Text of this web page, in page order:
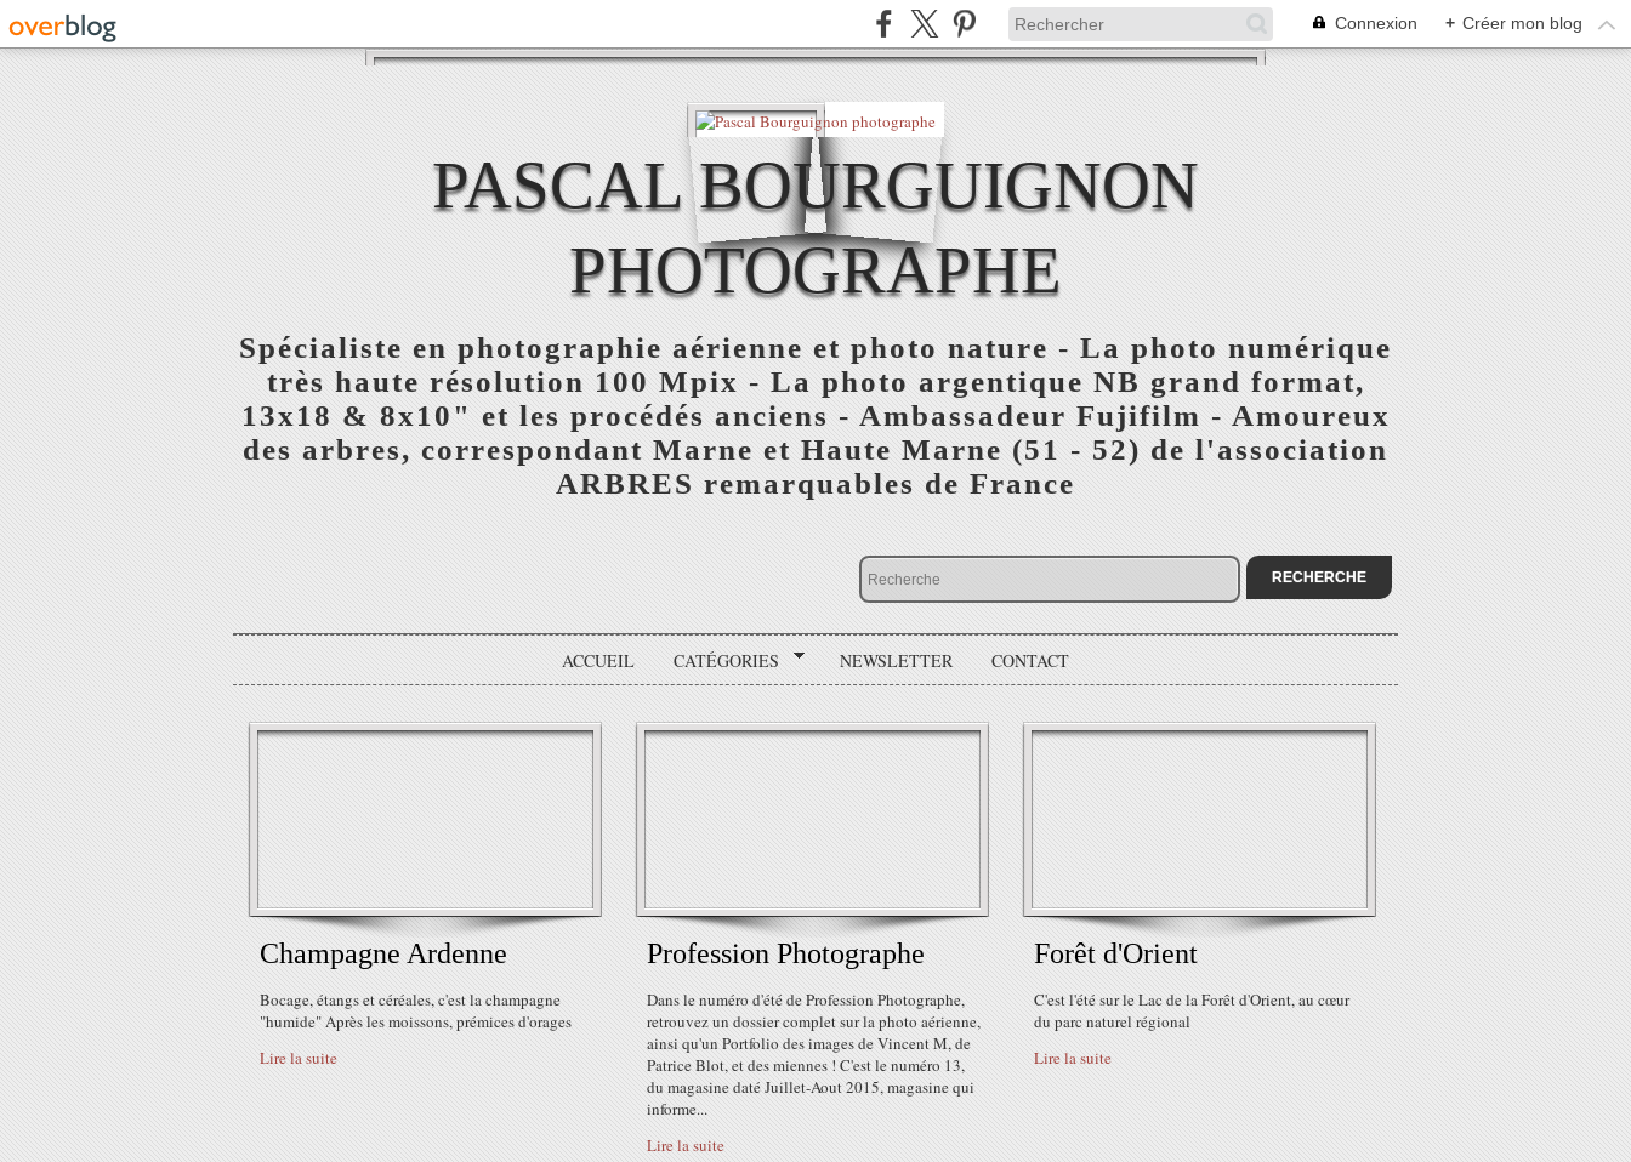
Connexion + Créer mon blog
PASCAL BOURGUIGNON
PHOTOGRAPHE
Spécialiste en photographie aérienne et photo nature - La photo numérique
très haute résolution 100 Mpix - La photo argentique NB grand format,
13x18 & 8x10" et les procédés anciens - Ambassadeur Fujifilm - Amoureux
des arbres, correspondant Marne et Haute Marne (51 - 52) de l'association
ARBRES remarquables de France
ACCUEIL CATÉGORIES NEWSLETTER CONTACT
Champagne Ardenne
Bocage, étangs et céréales, c'est la champagne
"humide" Après les moissons, prémices d'orages
Lire la suite
Profession Photographe
Dans le numéro d'été de Profession Photographe,
retrouvez un dossier complet sur la photo aérienne,
ainsi qu'un Portfolio des images de Vincent M, de
Patrice Blot, et des miennes ! C'est le numéro 13,
du magasine daté Juillet-Aout 2015, magasine qui
informe...
Lire la suite
Forêt d'Orient
C'est l'été sur le Lac de la Forêt d'Orient, au cœur
du parc naturel régional
Lire la suite